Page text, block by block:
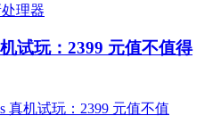
试玩：2399 元值不值得